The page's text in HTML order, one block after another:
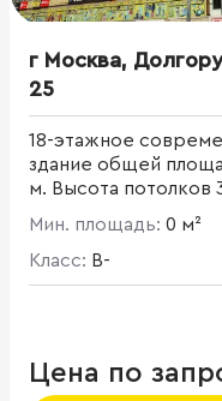
г Москва,
25
18-этажное
здание общей
м. Высота потолков 3 м. Неподалеку
расположена
зона с водоемами.
Мин. площадь: 0 м²
Класс: B-
Цена по